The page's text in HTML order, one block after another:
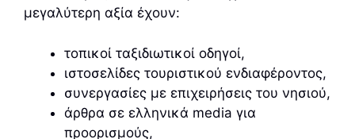
μεγαλύτερη αξία έχουν:
τοπικοί ταξιδιωτικοί οδηγοί,
ιστοσελίδες τουριστικού ενδιαφέροντος,
συνεργασίες με επιχειρήσεις του νησιού,
άρθρα σε ελληνικά media για
προορισμούς,